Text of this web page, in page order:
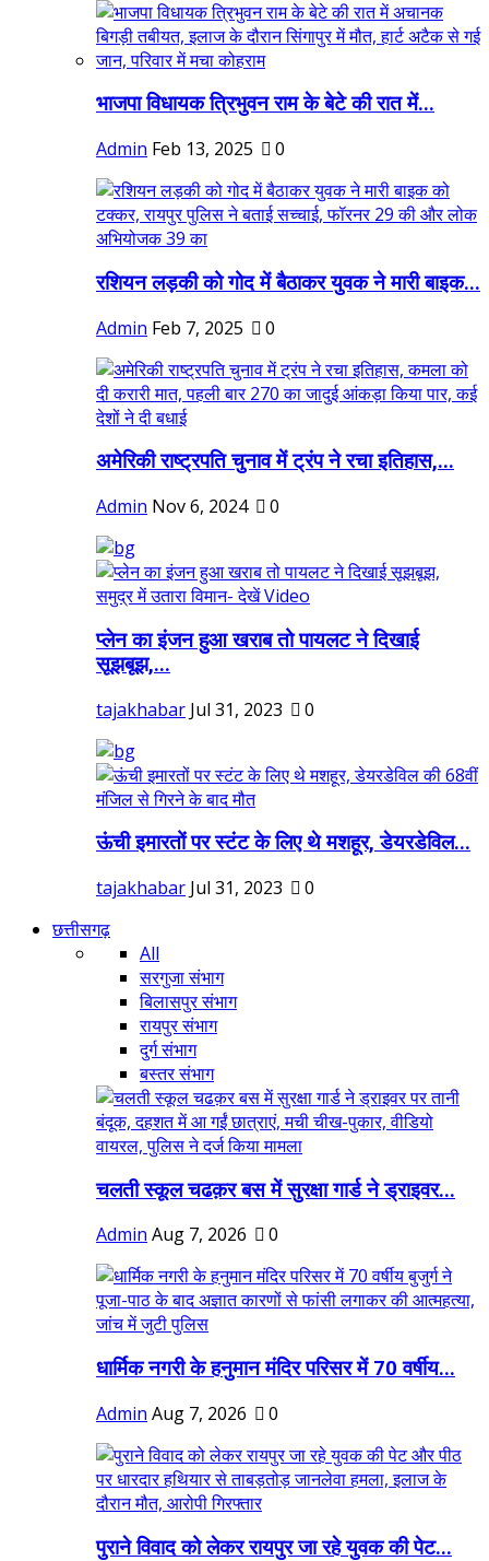
भाजपा विधायक त्रिभुवन राम के बेटे की रात में...
Admin Feb 13, 2025 0
रशियन लड़की को गोद में बैठाकर युवक ने मारी बाइक...
Admin Feb 7, 2025 0
अमेरिकी राष्ट्रपति चुनाव में ट्रंप ने रचा इतिहास,...
Admin Nov 6, 2024 0
प्लेन का इंजन हुआ खराब तो पायलट ने दिखाई
सूझबूझ,...
tajakhabar Jul 31, 2023 0
ऊंची इमारतों पर स्टंट के लिए थे मशहूर, डेयरडेविल...
tajakhabar Jul 31, 2023
0
छत्तीसगढ़
All
सरगुजा संभाग
बिलासपुर संभाग
रायपुर संभाग
दुर्ग संभाग
बस्तर संभाग
चलती स्कूल चढक़र बस में सुरक्षा गार्ड ने ड्राइवर...
Admin Aug 7, 2026 0
धार्मिक नगरी के हनुमान मंदिर परिसर में 70 वर्षीय...
Admin Aug 7, 2026 0
पुराने विवाद को लेकर रायपुर जा रहे युवक की पेट...